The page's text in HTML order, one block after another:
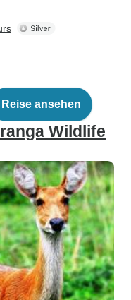
Reise ansehen
Wildlife